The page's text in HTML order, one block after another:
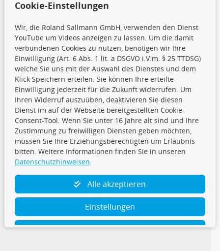
CARAT Gruppe
Folge uns
TecDoc Inside
Cookie-Einstellungen
Wir, die Roland Sallmann GmbH, verwenden den Dienst
YouTube um Videos anzeigen zu lassen. Um die damit
verbundenen Cookies zu nutzen, benötigen wir Ihre
Einwilligung (Art. 6 Abs. 1 lit. a DSGVO i.V.m. § 25 TTDSG)
welche Sie uns mit der Auswahl des Dienstes und dem
Klick Speichern erteilen. Sie können Ihre erteilte
Einwilligung jederzeit für die Zukunft widerrufen. Um
Ihren Widerruf auszuüben, deaktivieren Sie diesen
Dienst im auf der Webseite bereitgestellten Cookie-
Consent-Tool. Wenn Sie unter 16 Jahre alt sind und Ihre
Zustimmung zu freiwilligen Diensten geben möchten,
müssen Sie Ihre Erziehungsberechtigten um Erlaubnis
bitten. Weitere Informationen finden Sie in unseren
Datenschutzhinweisen.
Alle akzeptieren
Einstellungen
Ablehnen